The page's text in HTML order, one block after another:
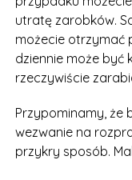
utratę zarobków.
możecie otrzymać
dziennie może być
rzeczywiście
Przypominamy, że
wezwanie na
przykry sposób.